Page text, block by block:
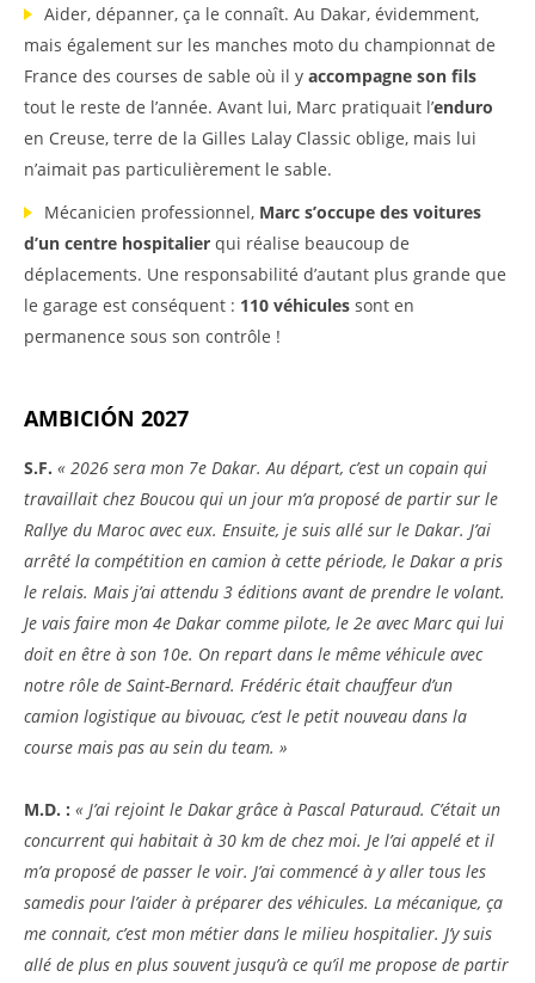
Aider, dépanner, ça le connaît. Au Dakar, évidemment,
mais également sur les manches moto du championnat de
France des courses de sable où il y accompagne son fils
tout le reste de l’année. Avant lui, Marc pratiquait l’enduro
en Creuse, terre de la Gilles Lalay Classic oblige, mais lui
n’aimait pas particulièrement le sable.
Mécanicien professionnel, Marc s’occupe des voitures
d’un centre hospitalier qui réalise beaucoup de
déplacements. Une responsabilité d’autant plus grande que
le garage est conséquent : 110 véhicules sont en
permanence sous son contrôle !
AMBICIÓN 2027
S.F. « 2026 sera mon 7e Dakar. Au départ, c’est un copain qui
travaillait chez Boucou qui un jour m’a proposé de partir sur le
Rallye du Maroc avec eux. Ensuite, je suis allé sur le Dakar. J’ai
arrêté la compétition en camion à cette période, le Dakar a pris
le relais. Mais j’ai attendu 3 éditions avant de prendre le volant.
Je vais faire mon 4e Dakar comme pilote, le 2e avec Marc qui lui
doit en être à son 10e. On repart dans le même véhicule avec
notre rôle de Saint-Bernard. Frédéric était chauffeur d’un
camion logistique au bivouac, c’est le petit nouveau dans la
course mais pas au sein du team. »
M.D. : « J’ai rejoint le Dakar grâce à Pascal Paturaud. C’était un
concurrent qui habitait à 30 km de chez moi. Je l’ai appelé et il
m’a proposé de passer le voir. J’ai commencé à y aller tous les
samedis pour l’aider à préparer des véhicules. La mécanique, ça
me connait, c’est mon métier dans le milieu hospitalier. J’y suis
allé de plus en plus souvent jusqu’à ce qu’il me propose de partir